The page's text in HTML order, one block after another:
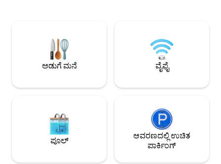
ವಾಸ್ತವ್ಯಗಳಿಗೆ ರಿಯಾಯಿತಿಗಳು ಅನ್ವಯಿಸುತ್ತವೆ. *
ಮಧ್ಯಾಹ್ನ 12 ಗಂಟೆಗೆ ಚೆಕ್-ಇನ್ - € 15 *ತಡವಾಗಿ
ಚೆಕ್-ಔಟ್ ಮಧ್ಯಾಹ್ನ 2 ಗಂಟೆ - € 25 * ವಿನಂತಿಯ
ಮೇರೆಗೆ, ಲಭ್ಯವಿದ್ದರೆ.
ಹೊಂದಿಕೊಳ್ಳುವ
ಇನ್ • ಪ್ರಶಾಂತ ಪ್ರದೇಶ, ಆದರೂ ಕೇಂದ್ರ –
ರೆಸ್ಟೋರೆಂಟ್‌ಗಳು,
ಸ್ಥಳೀಯ ದೃಶ್ಯಗಳ ಬಳಿ
ಅಡುಗೆ ಮನೆ ವೈಫೈ
ಪೂಲ್
ಆವರಣದಲ್ಲಿ ಉಚಿತ
ಪಾರ್ಕಿಂಗ್